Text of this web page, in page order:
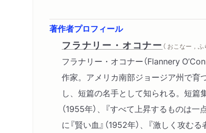
著作者プロフィール
フラナリー・オコナー （ おこなー，ふ
フラナリー・オコナー（Flannery
作家。アメリカ南部ジョージア州で育
し、短篇の名手として知られる。短篇
（1955年）、『すべて上昇するものは一
に『賢い血』（1952年）、『激しく攻む